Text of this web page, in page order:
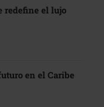
redefine el lujo
en el Caribe